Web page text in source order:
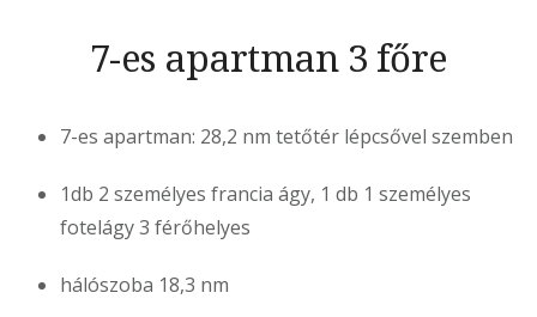
7-es apartman 3 főre
7-es apartman: 28,2 nm tetőtér lépcsővel szemben
1db 2 személyes francia ágy, 1 db 1 személyes
fotelágy 3 férőhelyes
hálószoba 18,3 nm